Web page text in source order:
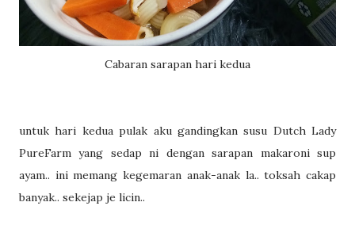
Cabaran sarapan hari kedua
untuk hari kedua pulak aku gandingkan susu Dutch Lady
PureFarm yang sedap ni dengan sarapan makaroni sup
ayam.. ini memang kegemaran anak-anak la.. toksah cakap
banyak.. sekejap je licin..